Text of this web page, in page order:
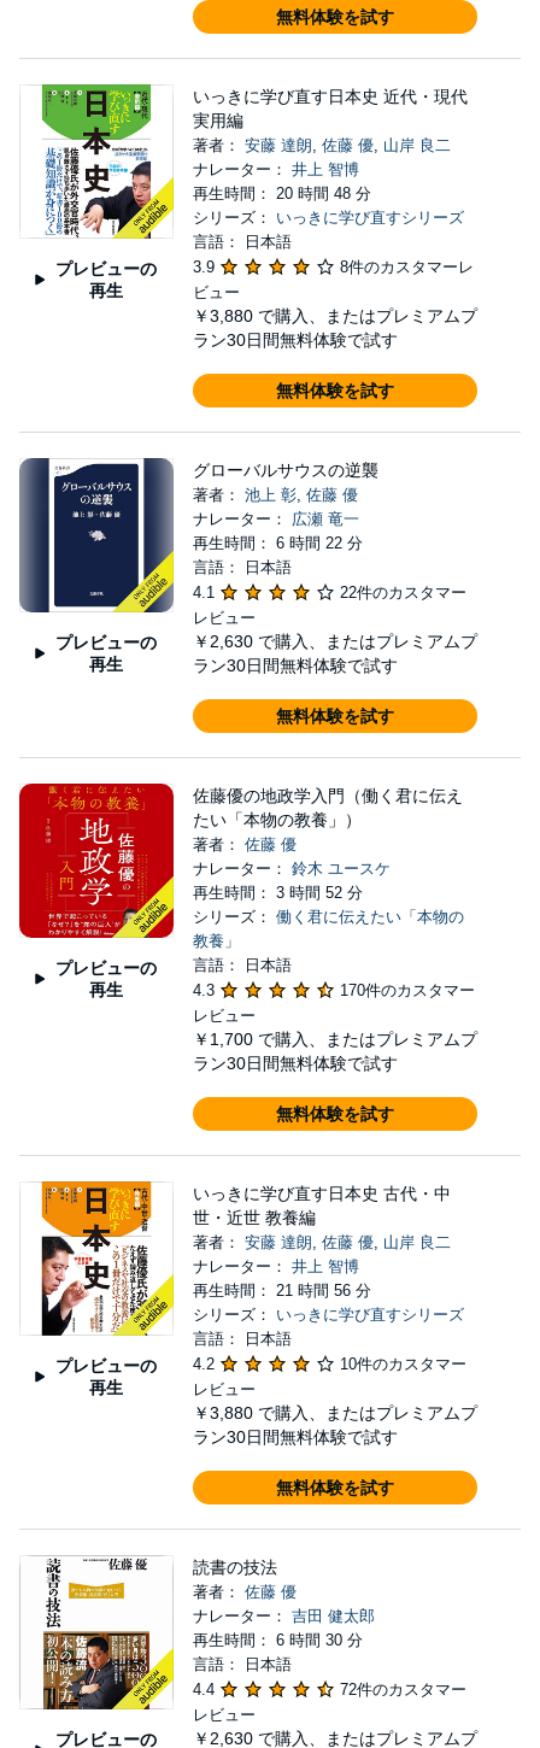
無料体験を試す
プレビューの
再生
いっきに学び直す日本史 近代・現代
実用編
著者： 安藤 達朗, 佐藤 優, 山岸 良二
ナレーター： 井上 智博
再生時間： 20 時間 48 分
シリーズ： いっきに学び直すシリーズ
言語： 日本語
3.9
8件のカスタマーレ
ビュー
￥3,880 で購入、またはプレミアムプ
ラン30日間無料体験で試す
無料体験を試す
プレビューの
再生
グローバルサウスの逆襲
著者： 池上 彰, 佐藤 優
ナレーター： 広瀬 竜一
再生時間： 6 時間 22 分
言語： 日本語
4.1
22件のカスタマー
レビュー
￥2,630 で購入、またはプレミアムプ
ラン30日間無料体験で試す
無料体験を試す
プレビューの
再生
佐藤優の地政学入門（働く君に伝え
たい「本物の教養」）
著者： 佐藤 優
ナレーター： 鈴木 ユースケ
再生時間： 3 時間 52 分
シリーズ： 働く君に伝えたい「本物の
教養」
言語： 日本語
4.3
170件のカスタマー
レビュー
￥1,700 で購入、またはプレミアムプ
ラン30日間無料体験で試す
無料体験を試す
プレビューの
再生
いっきに学び直す日本史 古代・中
世・近世 教養編
著者： 安藤 達朗, 佐藤 優, 山岸 良二
ナレーター： 井上 智博
再生時間： 21 時間 56 分
シリーズ： いっきに学び直すシリーズ
言語： 日本語
4.2
10件のカスタマー
レビュー
￥3,880 で購入、またはプレミアムプ
ラン30日間無料体験で試す
無料体験を試す
プレビューの
読書の技法
著者： 佐藤 優
ナレーター： 吉田 健太郎
再生時間： 6 時間 30 分
言語： 日本語
4.4
72件のカスタマー
レビュー
￥2,630 で購入、またはプレミアムプ